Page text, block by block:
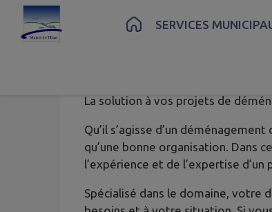
Contenu Recherche Pied de page
SERVICES
La solution à vos projets de
Qu’il s’agisse d’un
qu’une bonne organisation. Dans
l’expérience et de l’expertise d’un
Spécialisé dans le domaine, votre